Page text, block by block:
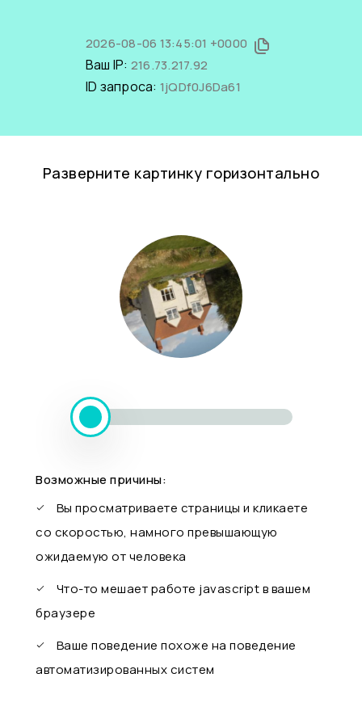
2026-08-06 13:45:01 +0000
Ваш IP: 216.73.217.92
ID запроса: 1jQDf0J6Da61
Разверните картинку горизонтально
Возможные причины:
Вы просматриваете страницы и кликаете
со скоростью, намного превышающую
ожидаемую от человека
Что-то мешает работе javascript в вашем
браузере
Ваше поведение похоже на поведение
автоматизированных систем